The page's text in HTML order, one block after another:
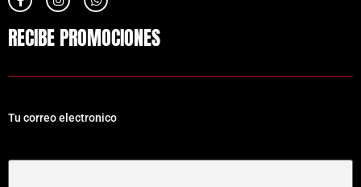
RECIBE PROMOCIONES
Tu correo electronico